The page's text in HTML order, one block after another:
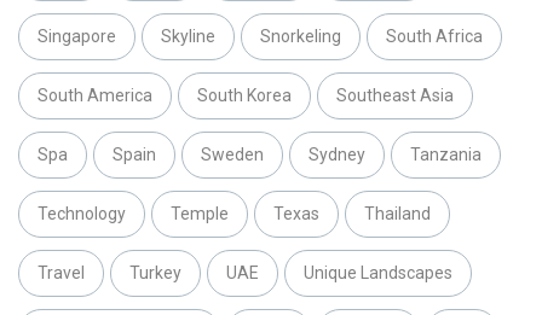
Singapore Skyline Snorkeling South Africa
South America South Korea Southeast Asia
Spa Spain Sweden Sydney Tanzania
Technology Temple Texas Thailand
Travel Turkey UAE Unique Landscapes